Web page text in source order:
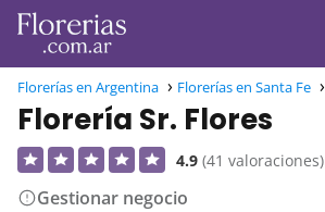
Florerías en Argentina Florerías en Santa Fe
Florería Sr. Flores
4.9 (41 valoraciones)
Gestionar negocio